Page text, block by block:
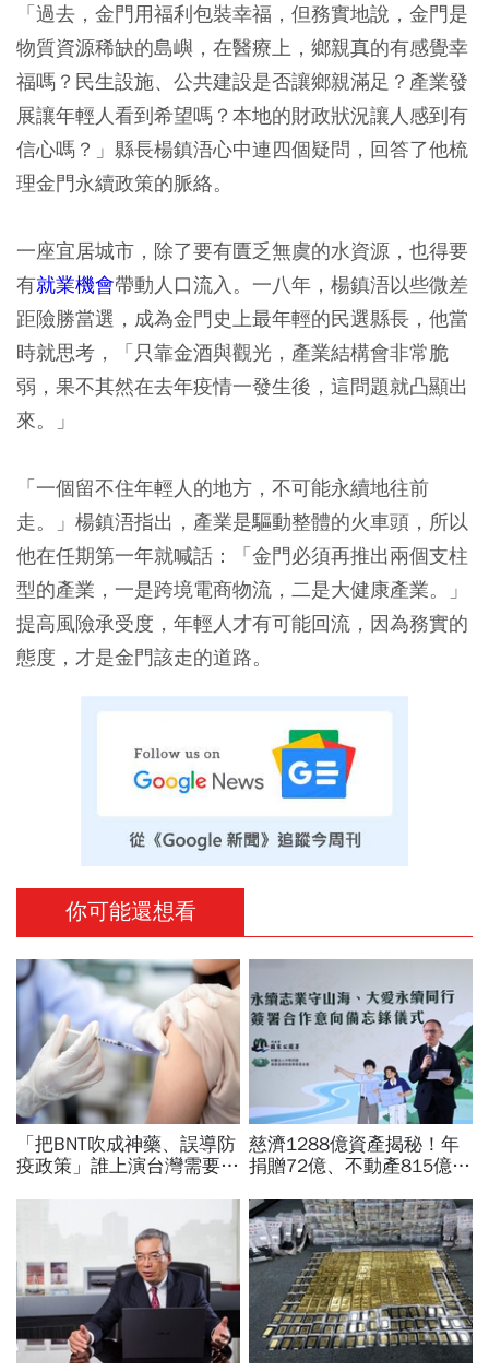
「過去，金門用福利包裝幸福，但務實地說，金門是
物質資源稀缺的島嶼，在醫療上，鄉親真的有感覺幸
福嗎？民生設施、公共建設是否讓鄉親滿足？產業發
展讓年輕人看到希望嗎？本地的財政狀況讓人感到有
信心嗎？」縣長楊鎮浯心中連四個疑問，回答了他梳
理金門永續政策的脈絡。
一座宜居城市，除了要有匱乏無虞的水資源，也得要
有就業機會帶動人口流入。一八年，楊鎮浯以些微差
距險勝當選，成為金門史上最年輕的民選縣長，他當
時就思考，「只靠金酒與觀光，產業結構會非常脆
弱，果不其然在去年疫情一發生後，這問題就凸顯出
來。」
「一個留不住年輕人的地方，不可能永續地往前
走。」楊鎮浯指出，產業是驅動整體的火車頭，所以
他在任期第一年就喊話：「金門必須再推出兩個支柱
型的產業，一是跨境電商物流，二是大健康產業。」
提高風險承受度，年輕人才有可能回流，因為務實的
態度，才是金門該走的道路。
你可能還想看
「把BNT吹成神藥、誤導防
疫政策」誰上演台灣需要中
慈濟1288億資產揭秘！年
捐贈72億、不動產815億…
採購經過，他拆解信件批越
描越黑